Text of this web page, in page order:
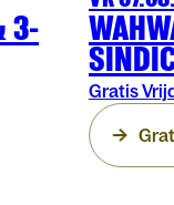
3-
Gratis